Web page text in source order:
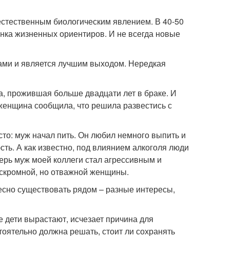
биологическим явлением. В 40-50
жизненных ориентиров. И не всегда новые
и является лучшим выходом. Нередкая
прожившая больше двадцати лет в браке. И
сообщила, что решила развестись с
муж начал пить. Он любил немного выпить и
А как известно, под влиянием алкоголя люди
муж моей коллеги стал агрессивным и
но отважной женщины.
существовать рядом – разные интересы,
вырастают, исчезает причина для
должна решать, стоит ли сохранять